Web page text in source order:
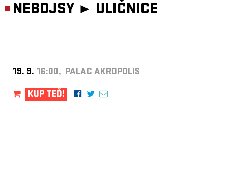
NEBOJSY ► ULIČNICE
19. 9. 16:00, PALÁC AKROPOLIS
KUP TEĎ!